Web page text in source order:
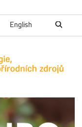
English